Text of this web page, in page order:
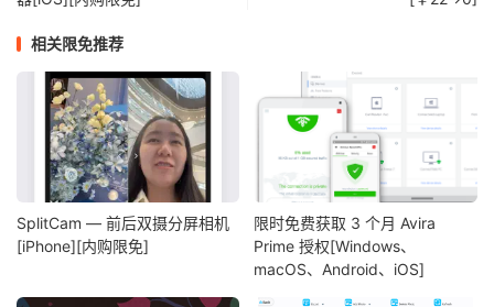
相关限免推荐
SplitCam — 前后双摄分屏相机
[iPhone][内购限免]
限时免费获取 3 个月 Avira
Prime 授权[Windows、
macOS、Android、iOS]